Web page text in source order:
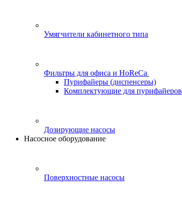
Умягчители кабинетного типа
Фильтры для офиса и HoReCa
Пурифайеры (диспенсеры)
Комплектующие для пурифайеров
Дозирующие насосы
Насосное оборудование
Поверхностные насосы